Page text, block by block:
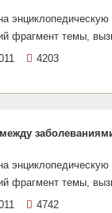
фрагмент темы,
4203
фрагмент темы,
4742